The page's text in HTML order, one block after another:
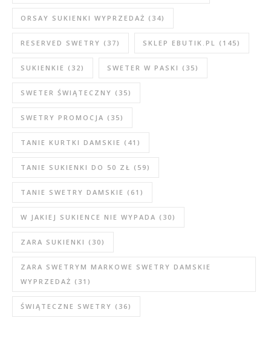
ORSAY SUKIENKI WYPRZEDAŻ (34)
RESERVED SWETRY (37) SKLEP EBUTIK.PL (145)
SUKIENKIE (32) SWETER W PASKI (35)
SWETER ŚWIĄTECZNY (35)
SWETRY PROMOCJA (35)
TANIE KURTKI DAMSKIE (41)
TANIE SUKIENKI DO 50 ZŁ (59)
TANIE SWETRY DAMSKIE (61)
W JAKIEJ SUKIENCE NIE WYPADA (30)
ZARA SUKIENKI (30)
ZARA SWETRYM MARKOWE SWETRY DAMSKIE
WYPRZEDAŻ (31)
ŚWIĄTECZNE SWETRY (36)